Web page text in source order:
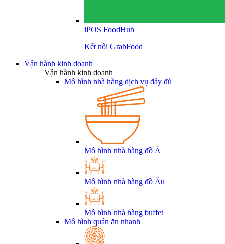
iPOS FoodHub
Kết nối GrabFood
Vận hành kinh doanh
Vận hành kinh doanh
Mô hình nhà hàng dịch vụ đầy đủ
Mô hình nhà hàng đồ Á
Mô hình nhà hàng đồ Âu
Mô hình nhà hàng buffet
Mô hình quán ăn nhanh